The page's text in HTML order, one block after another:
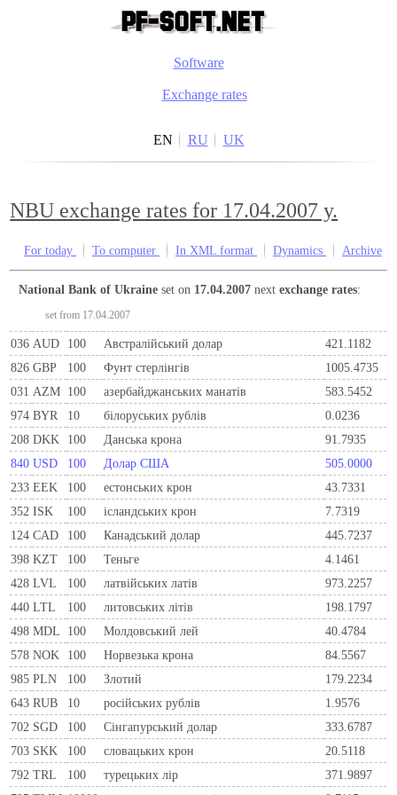
Software
Exchange rates
EN RU UK
NBU exchange rates for 17.04.2007 y.
For today To computer In XML format Dynamics Archive
National Bank of Ukraine set on 17.04.2007 nextexchange rates:
set from 17.04.2007
036 AUD 100 Австралійський долар
421.1182
826 GBP 100 Фунт стерлінгів
1005.4735
031 AZM 100 азербайджанських манатів
583.5452
974 BYR 10 білоруських рублів
0.0236
208 DKK 100 Данська крона
91.7935
840 USD 100 Долар США
505.0000
233 EEK 100 естонських крон
43.7331
352 ISK 100 ісландських крон
7.7319
124 CAD 100 Канадський долар
445.7237
398 KZT 100 Теньге
4.1461
428 LVL 100 латвійських латів
973.2257
440 LTL 100 литовських літів
198.1797
498 MDL 100 Молдовський лей
40.4784
578 NOK 100 Норвезька крона
84.5567
985 PLN 100 Злотий
179.2234
643 RUB 10 російських рублів
1.9576
702 SGD 100 Сінгапурський долар
333.6787
703 SKK 100 словацьких крон
20.5118
792 TRL 100 турецьких лір
371.9897